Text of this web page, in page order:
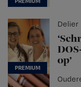
Delier
op’